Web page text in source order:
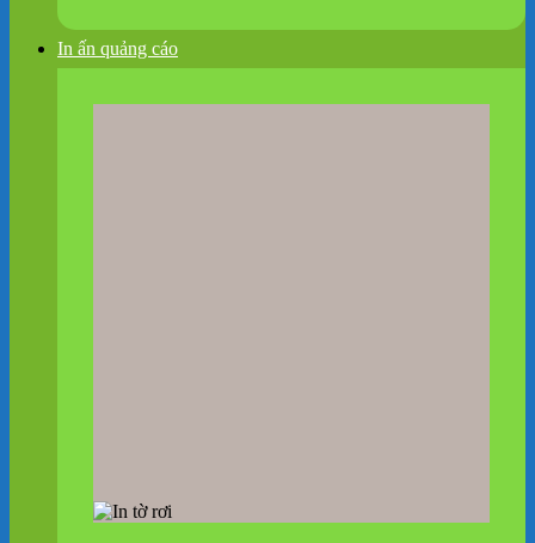
In ấn quảng cáo